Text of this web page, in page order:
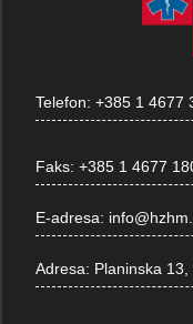
Telefon:+385 1 4677
Faks:+385 1 4677
E-adresa:
Adresa: Planinska